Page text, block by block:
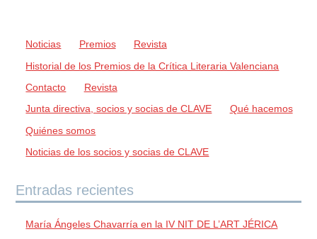
Noticias Premios
Revista
Historial de los Premios de la Crítica Literaria Valenciana
Contacto
Revista
Junta directiva, socios y socias de CLAVE
Qué hacemos
Quiénes somos
Noticias de los socios y socias de CLAVE
Entradas recientes
María Ángeles Chavarría en la IV NIT DE L’ART JÉRICA